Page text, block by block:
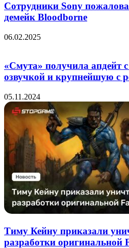
Сотрудники Sony
демейк Bloodborne
06.02.2025
«Смута» получила апдейт
озвучкой и крупнейшую с
05.11.2024
Тиму Кейну приказали
разработки оригинальной